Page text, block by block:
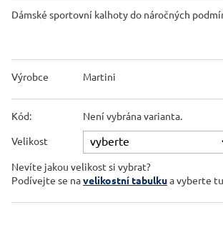
Dámské sportovní kalhoty do náročných
Výrobce Martini
Kód: Není vybrána varianta.
Velikost
Nevíte jakou velikost si vybrat?
Podívejte se navelikostní tabulkua vyberte